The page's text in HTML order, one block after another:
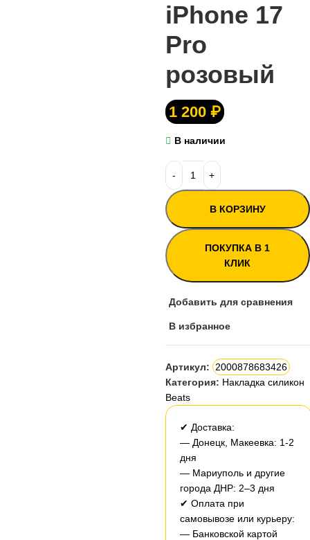
iPhone 17
Pro
розовый
1 200 ₽
В наличии
В КОРЗИНУ
ПОКУПКА В 1
КЛИК
Добавить для сравнения
В избранное
Артикул:
2000878683426
Категория: Накладка силикон
Beats
✔ Доставка:
— Донецк, Макеевка: 1-2
дня
— Мариуполь и другие
города ДНР: 2–3 дня
✔ Оплата при
самовывозе или курьеру:
— Банковской картой